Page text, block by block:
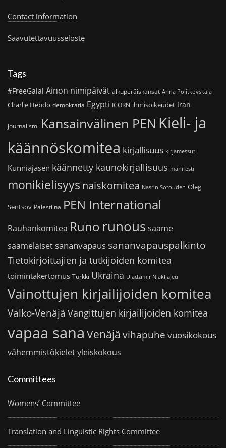
Contact information
Saavutettavuusseloste
Tags
#FreeGalal Ainon nimipäivät alkuperäiskansat Anna Politkovskaja
Charlie Hebdo demokratia Egypti ICORN ihmisoikeudet Iran
journalismi Kansainvälinen PEN Kieli- ja
käännöskomitea kirjallisuus kirjamessut
Kunniajäsen käännetty kaunokirjallisuus manifesti
monikielisyys naiskomitea Nasrin Sotoudeh Oleg
Sentsov Palestiina PEN International
Rauhankomitea Runo runoussaame
saamelaiset sananvapaus sananvapauspalkinto
Tietokirjoittajien ja tutkijoiden komitea
toimintakertomus Turkki Ukraina Uladzimir Njakljajeu
Vainottujen kirjailijoiden komitea
Valko-Venäjä Vangittujen kirjailijoiden komitea
vapaa sana Venäjä vihapuhe vuosikokous
vähemmistökieletyleiskokous
Committees
Womens’ Committee
Translation and Linguistic Rights Committee